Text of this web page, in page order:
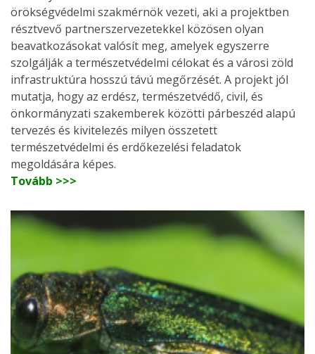
örökségvédelmi szakmérnök vezeti, aki a projektben
résztvevő partnerszervezetekkel közösen olyan
beavatkozásokat valósít meg, amelyek egyszerre
szolgálják a természetvédelmi célokat és a városi zöld
infrastruktúra hosszú távú megőrzését. A projekt jól
mutatja, hogy az erdész, természetvédő, civil, és
önkormányzati szakemberek közötti párbeszéd alapú
tervezés és kivitelezés milyen összetett
természetvédelmi és erdőkezelési feladatok
megoldására képes.
Tovább >>>